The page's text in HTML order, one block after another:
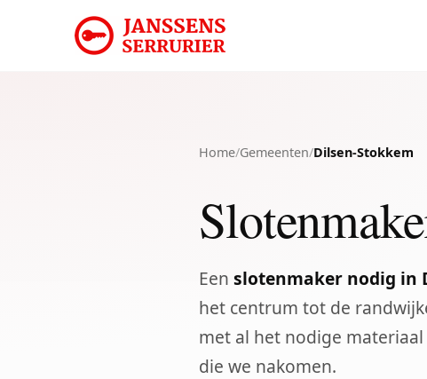
Home/Gemeenten/Dilsen-Stokkem
Een slotenmaker nodig in
het centrum tot de
met al het nodige materiaal
die we nakomen.